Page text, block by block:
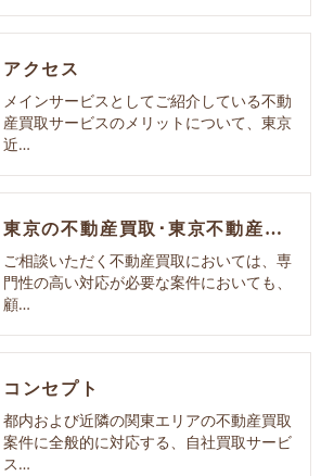
アクセス
メインサービスとしてご紹介している不動
産買取サービスのメリットについて、東京
近…
東京の不動産買取･東京不動産買取センターのお客様の声
ご相談いただく不動産買取においては、専
門性の高い対応が必要な案件においても、
顧…
コンセプト
都内および近隣の関東エリアの不動産買取
案件に全般的に対応する、自社買取サービ
ス…